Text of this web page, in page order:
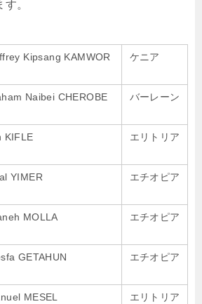
Kipsang KAMWOR
ケニア
Naibei CHEROBE
バーレーン
KIFLE エリトリア
YIMER エチオピア
MOLLA エチオピア
GETAHUN エチオピア
MESEL エリトリア